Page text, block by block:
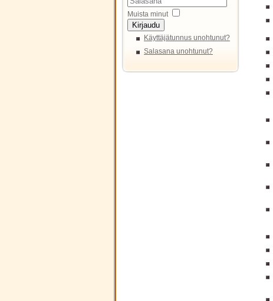
Muista minut
Kirjaudu
Käyttäjätunnus unohtunut?
Salasana unohtunut?